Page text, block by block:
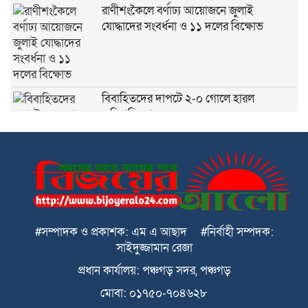
রাণীশংকৈলে বর্ণাঢ্য আয়োজনে জুলাই
যোদ্ধাদের সংবর্ধনা ও ১১ দলের বিক্ষোভ
বিবাহিতদের দাপটে ২-০ গোলে হারল
অবিবাহিতরা
পঞ্চগড়ে ২১৮ পিছ ইয়াবা সহ মাদক
ব্যবসায়ীকে পুলিশে দিল মাদক নির্মূল কমিটি
পঞ্চগড়ে জুলাই গণঅভ্যুত্থান দিবস পালিত
ডোমারে গণঅভ্যূত্থানের ২য় বার্ষিকী উপলক্ষে
#সম্পাদক ও প্রকাশক: এম এ আছাদ #নির্বাহী সম্পদক:
সাইদুজ্জামান রেজা
প্রধান কার্যালয়: পঞ্চগড় সদর, পঞ্চগড়
মোবা: ০১৭৫০-৭০৪৬২৮